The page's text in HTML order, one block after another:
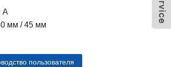
А
мм / 45 мм
пользователя